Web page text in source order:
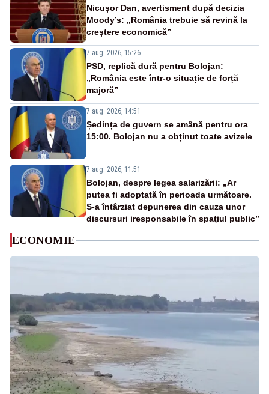
Nicușor Dan, avertisment după decizia
Moody’s: „România trebuie să revină la
creștere economică”
7 aug. 2026, 15:26
PSD, replică dură pentru Bolojan:
„România este într-o situație de forță
majoră”
7 aug. 2026, 14:51
Ședința de guvern se amână pentru ora
15:00. Bolojan nu a obținut toate avizele
7 aug. 2026, 11:51
Bolojan, despre legea salarizării: „Ar
putea fi adoptată în perioada următoare.
S-a întârziat depunerea din cauza unor
discursuri iresponsabile în spaţiul public”
ECONOMIE